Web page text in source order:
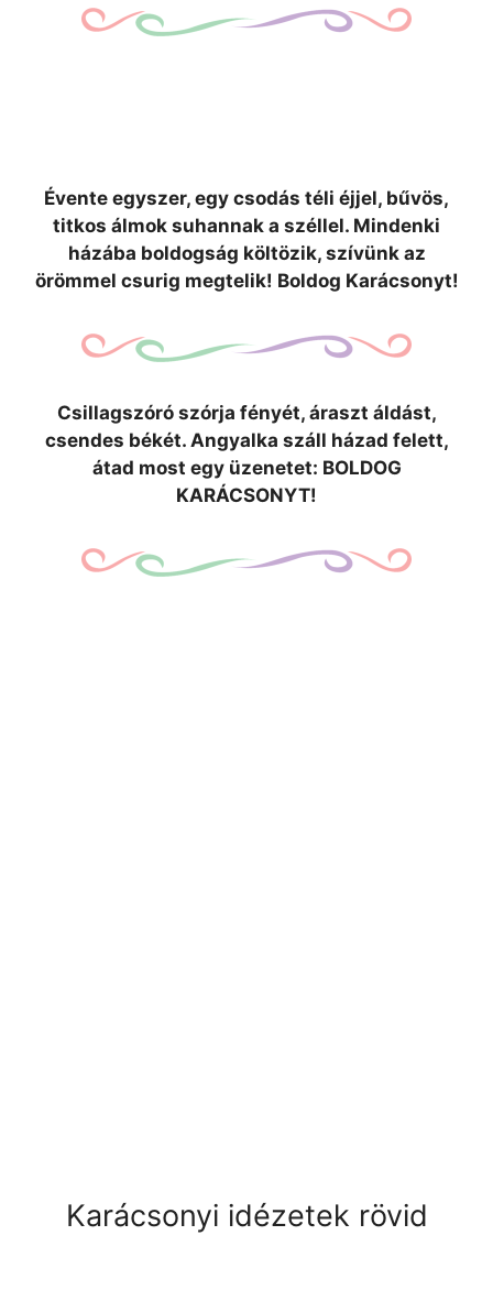
Évente egyszer, egy csodás téli éjjel, bűvös,
titkos álmok suhannak a széllel. Mindenki
házába boldogság költözik, szívünk az
örömmel csurig megtelik! Boldog Karácsonyt!
Csillagszóró szórja fényét, áraszt áldást,
csendes békét. Angyalka száll házad felett,
átad most egy üzenetet: BOLDOG
KARÁCSONYT!
Karácsonyi idézetek rövid